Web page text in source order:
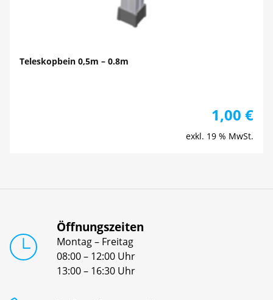
Teleskopbein 0,5m – 0.8m
1,00 €
exkl. 19 % MwSt.
Öffnungszeiten
Montag – Freitag
08:00 – 12:00 Uhr
13:00 – 16:30 Uhr